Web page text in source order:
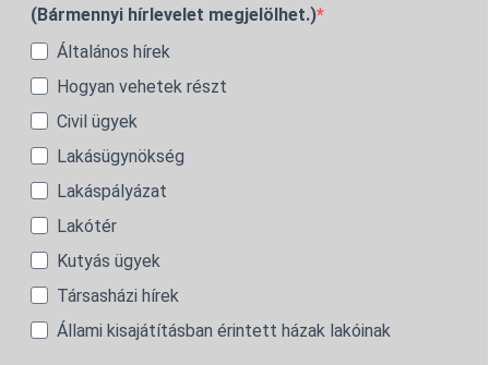
(Bármennyi hírlevelet megjelölhet.)
Általános hírek
Hogyan vehetek részt
Civil ügyek
Lakásügynökség
Lakáspályázat
Lakótér
Kutyás ügyek
Társasházi hírek
Állami kisajátításban érintett házak lakóinak